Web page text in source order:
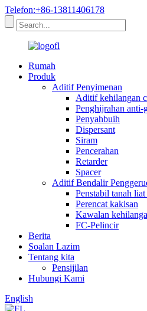
Telefon:+86-13811406178
Rumah
Produk
Aditif Penyimenan
Aditif kehilangan
Penghijrahan anti-
Penyahbuih
Dispersant
Siram
Pencerahan
Retarder
Spacer
Aditif Bendalir
Penstabil tanah
Perencat kakisan
Kawalan
FC-Pelincir
Berita
Soalan Lazim
Tentang kita
Pensijilan
Hubungi Kami
English